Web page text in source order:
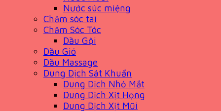
Nước súc miệng
Chăm sóc tai
Chăm Sóc Tóc
Dầu Gội
Dầu Gió
Dầu Massage
Dung Dịch Sát Khuẩn
Dung Dịch Nhỏ Mắt
Dung Dịch Xịt Họng
Dung Dịch Xịt Mũi